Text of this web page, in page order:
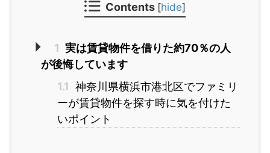
Contents [hide]
1 実は賃貸物件を借りた約70％の人
が後悔しています
1.1 神奈川県横浜市港北区でファミリ
ーが賃貸物件を探す時に気を付けた
いポイント